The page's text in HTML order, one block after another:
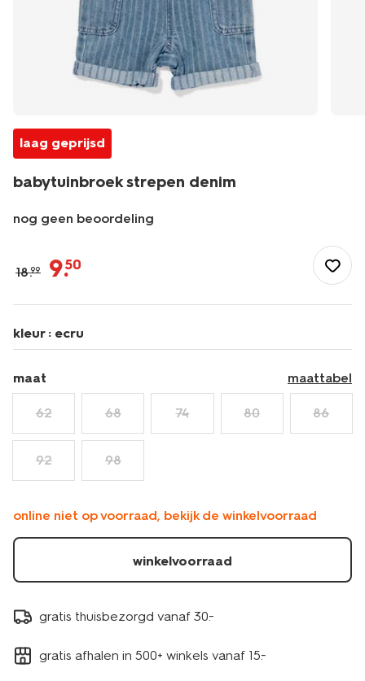
laag geprijsd
babytuinbroek strepen denim
nog geen beoordeling
strepen-
denim-
18.99 9.50
kleur : ecru
maat maattabel
62 68 74 80 86
92 98
online niet op voorraad, bekijk de winkelvoorraad
winkelvoorraad
gratis thuisbezorgd vanaf 30.-
gratis afhalen in 500+ winkels vanaf 15.-